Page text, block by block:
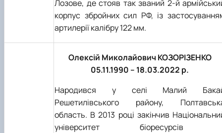
Лозове, де стояв так званий 2-й
корпус збройних сил РФ, із
артилерії калібру 122 мм.
Олексій Миколайович КОЗОРІЗЕНКО
05.11.1990 – 18.03.2022 р.
Народився у селі Малий
Решетилівського району,
область. В 2013 році закінчив
університет біоресурсів